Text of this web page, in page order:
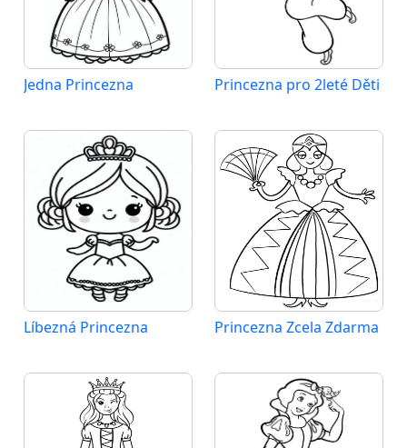
Jedna Princezna Princezna pro 2leté Děti
Líbezná Princezna Princezna Zcela Zdarma